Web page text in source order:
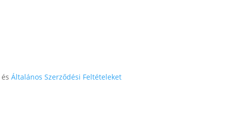
ésÁltalános Szerződési Feltételeket